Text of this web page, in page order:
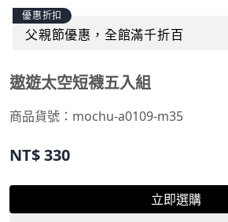
優惠折扣
父親節優惠，全館滿千折百
遨遊太空短襪五入組
商品貨號： mochu-a0109-m35
NT$330
立即選購